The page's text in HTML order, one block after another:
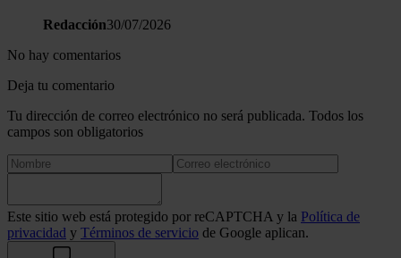
Redacción30/07/2026
No hay comentarios
Deja tu comentario
Tu dirección de correo electrónico no será publicada. Todos los
campos son obligatorios
Este sitio web está protegido por reCAPTCHA y la Política de
privacidad y Términos de servicio de Google aplican.